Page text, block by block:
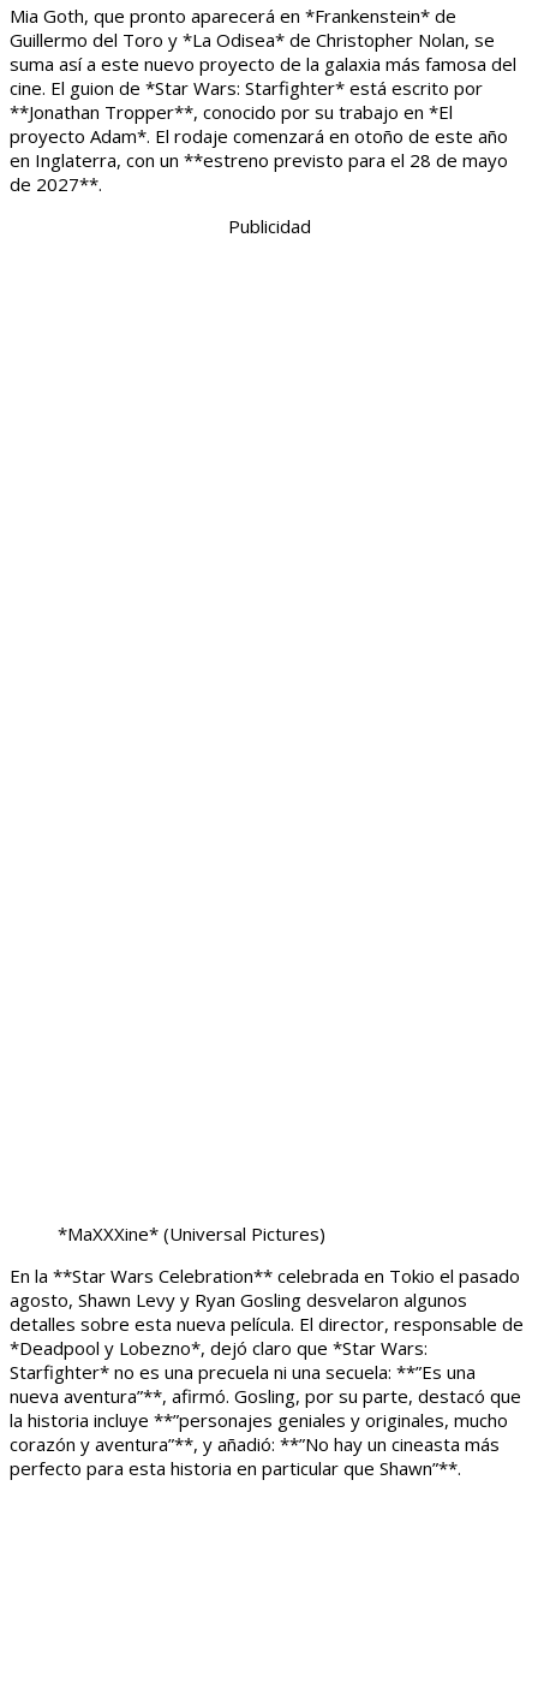
Mia Goth, que pronto aparecerá en *Frankenstein* de
Guillermo del Toro y *La Odisea* de Christopher Nolan, se
suma así a este nuevo proyecto de la galaxia más famosa del
cine. El guion de *Star Wars: Starfighter* está escrito por
**Jonathan Tropper**, conocido por su trabajo en *El
proyecto Adam*. El rodaje comenzará en otoño de este año
en Inglaterra, con un **estreno previsto para el 28 de mayo
de 2027**.
Publicidad
*MaXXXine* (Universal Pictures)
En la **Star Wars Celebration** celebrada en Tokio el pasado
agosto, Shawn Levy y Ryan Gosling desvelaron algunos
detalles sobre esta nueva película. El director, responsable de
*Deadpool y Lobezno*, dejó claro que *Star Wars:
Starfighter* no es una precuela ni una secuela: **”Es una
nueva aventura”**, afirmó. Gosling, por su parte, destacó que
la historia incluye **”personajes geniales y originales, mucho
corazón y aventura”**, y añadió: **”No hay un cineasta más
perfecto para esta historia en particular que Shawn”**.